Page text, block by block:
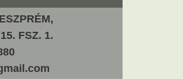
FSZ. 1.